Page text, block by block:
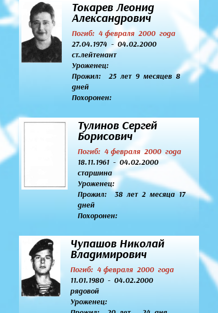
Токарев Леонид
Александрович
Погиб: 4 февраля 2000 года
27.04.1974 - 04.02.2000
ст.лейтенант
Уроженец:
Прожил: 25 лет 9 месяцев 8
дней
Похоронен:
Тулинов Сергей
Борисович
Погиб: 4 февраля 2000 года
18.11.1961 - 04.02.2000
старшина
Уроженец:
Прожил: 38 лет 2 месяца 17
дней
Похоронен:
Чупашов Николай
Владимирович
Погиб: 4 февраля 2000 года
11.01.1980 - 04.02.2000
рядовой
Уроженец: